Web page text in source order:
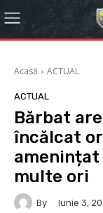
Acasă ACTUAL
ACTUAL
Bărbat
încălcat
multe ori
By Iunie 3,